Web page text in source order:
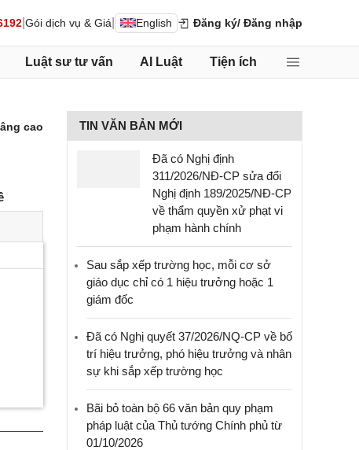
Gói dịch vụ & Giá English Đăng ký/ Đăng nhập
Luật sư tư vấn AI Luật Tiện ích
cao TIN VĂN BẢN MỚI
Đã có Nghị định
311/2026/NĐ-CP sửa đổi
Nghị định 189/2025/NĐ-CP
về thẩm quyền xử phạt vi
phạm hành chính
Sau sắp xếp trường học, mỗi cơ sở
giáo dục chỉ có 1 hiệu trưởng hoặc 1
giám đốc
Đã có Nghị quyết 37/2026/NQ-CP về bố
trí hiệu trưởng, phó hiệu trưởng và nhân
sự khi sắp xếp trường học
Bãi bỏ toàn bộ 66 văn bản quy phạm
pháp luật của Thủ tướng Chính phủ từ
01/10/2026